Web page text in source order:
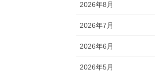
2026年8月
2026年7月
2026年6月
2026年5月